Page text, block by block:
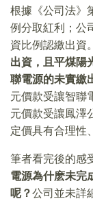
根據《公司法》
例分取紅利；公
資比例認繳出資
出資，且平煤陽
聯電源的未實繳
元價款受讓智聯
元價款受讓鳳澤
定價具有合理性
筆者看完後的感
電源為什麽未完
呢？公司並未詳